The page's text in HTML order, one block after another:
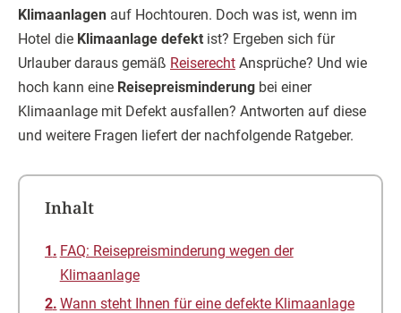
Klimaanlagen auf Hochtouren. Doch was ist, wenn im
Hotel die Klimaanlage defekt ist? Ergeben sich für
Urlauber daraus gemäß Reiserecht Ansprüche? Und wie
hoch kann eine Reisepreisminderung bei einer
Klimaanlage mit Defekt ausfallen? Antworten auf diese
und weitere Fragen liefert der nachfolgende Ratgeber.
Inhalt
FAQ: Reisepreisminderung wegen der
Klimaanlage
Wann steht Ihnen für eine defekte Klimaanlage